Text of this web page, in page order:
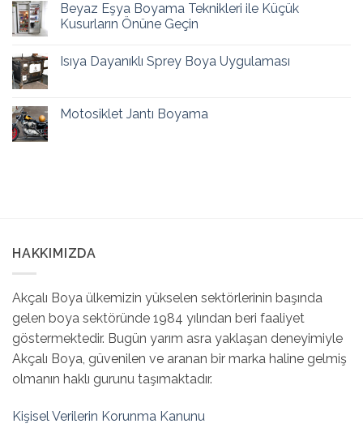
Beyaz Eşya Boyama Teknikleri ile Küçük
Kusurların Önüne Geçin
Isıya Dayanıklı Sprey Boya Uygulaması
Motosiklet Jantı Boyama
HAKKIMIZDA
Akçalı Boya ülkemizin yükselen sektörlerinin başında
gelen boya sektöründe 1984 yılından beri faaliyet
göstermektedir. Bugün yarım asra yaklaşan deneyimiyle
Akçalı Boya, güvenilen ve aranan bir marka haline gelmiş
olmanın haklı gurunu taşımaktadır.
Kişisel Verilerin Korunma Kanunu